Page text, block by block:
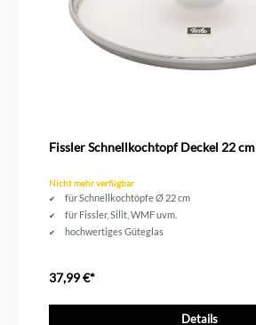
Fissler Schnellkochtopf Deckel 22 cm
Nicht mehr verfügbar
für Schnellkochtöpfe Ø 22 cm
für Fissler, Silit, WMF uvm.
hochwertiges Güteglas
37,99 €*
Details